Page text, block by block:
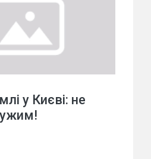
у Києві: не